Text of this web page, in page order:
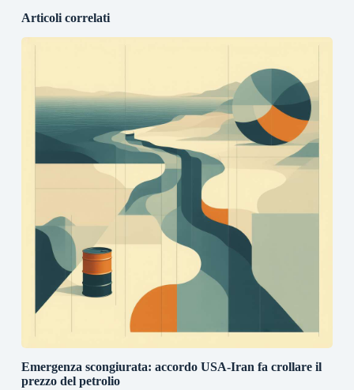
Articoli correlati
Emergenza scongiurata: accordo USA-Iran fa crollare il
prezzo del petrolio